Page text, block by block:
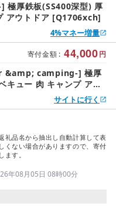
厚鉄板(SS400深型) 厚
アウトドア [Q1706xch]
4%マネー増量
寄付金額 : 44,000円
&amp; camping-] 極厚
キュー 肉 キャンプ アウ
サイトに行く
礼品名から抽出し自動計算して表
くない場合がありますので、寄付
す。
年08月05日 08時00分